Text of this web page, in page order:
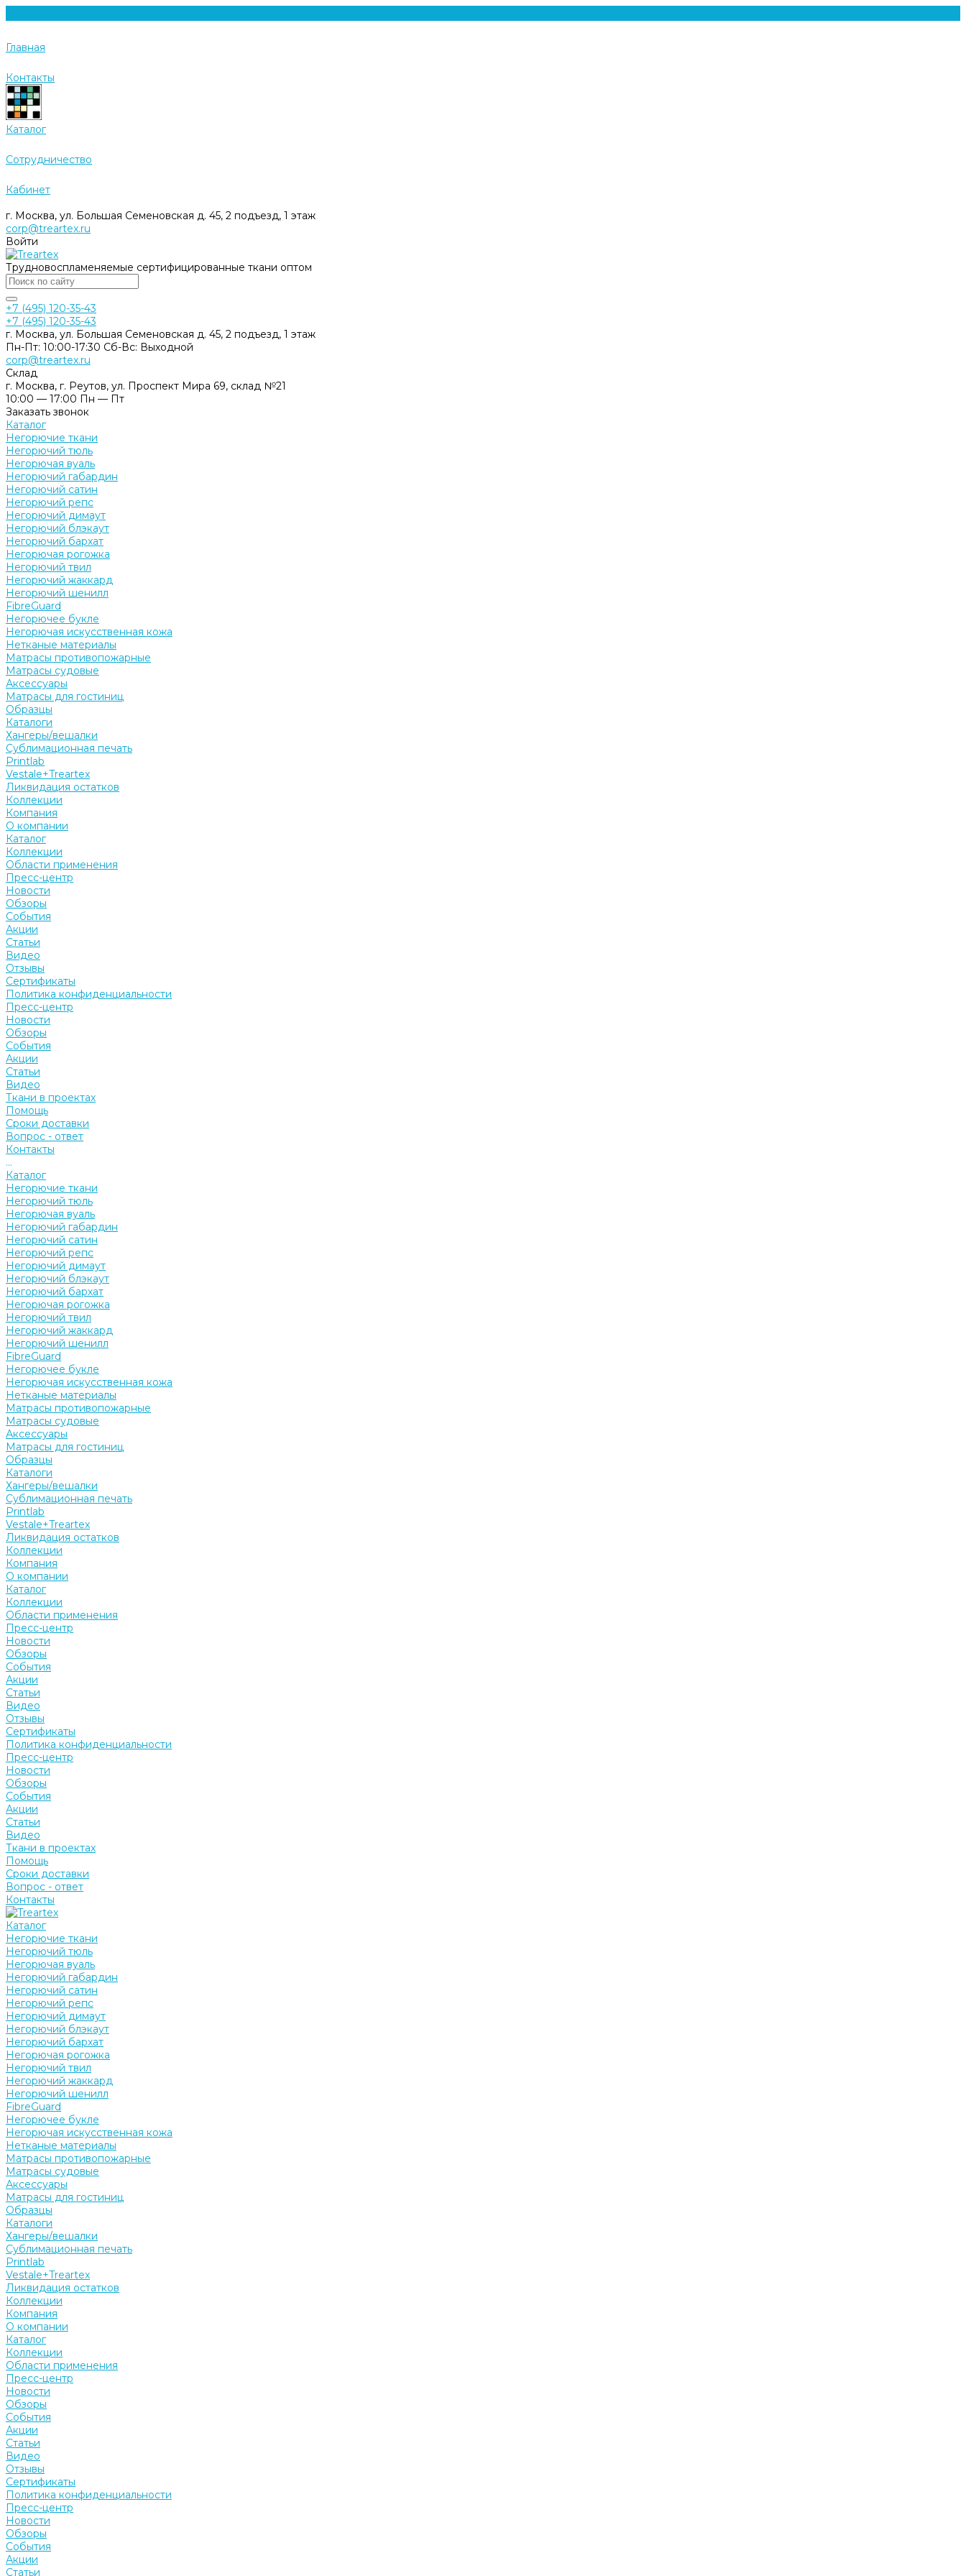
Главная
Контакты
Каталог
Cотрудничество
Кабинет
г. Москва, ул. Большая Семеновская д. 45, 2 подъезд, 1 этаж
corp@treartex.ru
Войти
Трудновоспламеняемые сертифицированные ткани оптом
+7 (495) 120-35-43
+7 (495) 120-35-43
г. Москва, ул. Большая Семеновская д. 45, 2 подъезд, 1 этаж
Пн-Пт: 10:00-17:30 Cб-Вс: Выходной
corp@treartex.ru
Склад
г. Москва, г. Реутов, ул. Проспект Мира 69, склад №21
10:00 — 17:00 Пн — Пт
Заказать звонок
Каталог
Негорючие ткани
Негорючий тюль
Негорючая вуаль
Негорючий габардин
Негорючий сатин
Негорючий репс
Негорючий димаут
Негорючий блэкаут
Негорючий бархат
Негорючая рогожка
Негорючий твил
Негорючий жаккард
Негорючий шенилл
FibreGuard
Негорючее букле
Негорючая искусственная кожа
Нетканые материалы
Матрасы противопожарные
Матрасы судовые
Аксессуары
Матрасы для гостиниц
Образцы
Каталоги
Хангеры/вешалки
Сублимационная печать
Printlab
Vestale+Treartex
Ликвидация остатков
Коллекции
Компания
О компании
Каталог
Коллекции
Области применения
Пресс-центр
Новости
Обзоры
События
Акции
Статьи
Видео
Отзывы
Сертификаты
Политика конфиденциальности
Пресс-центр
Новости
Обзоры
События
Акции
Статьи
Видео
Ткани в проектах
Помощь
Сроки доставки
Вопрос - ответ
Контакты
...
Каталог
Негорючие ткани
Негорючий тюль
Негорючая вуаль
Негорючий габардин
Негорючий сатин
Негорючий репс
Негорючий димаут
Негорючий блэкаут
Негорючий бархат
Негорючая рогожка
Негорючий твил
Негорючий жаккард
Негорючий шенилл
FibreGuard
Негорючее букле
Негорючая искусственная кожа
Нетканые материалы
Матрасы противопожарные
Матрасы судовые
Аксессуары
Матрасы для гостиниц
Образцы
Каталоги
Хангеры/вешалки
Сублимационная печать
Printlab
Vestale+Treartex
Ликвидация остатков
Коллекции
Компания
О компании
Каталог
Коллекции
Области применения
Пресс-центр
Новости
Обзоры
События
Акции
Статьи
Видео
Отзывы
Сертификаты
Политика конфиденциальности
Пресс-центр
Новости
Обзоры
События
Акции
Статьи
Видео
Ткани в проектах
Помощь
Сроки доставки
Вопрос - ответ
Контакты
Каталог
Негорючие ткани
Негорючий тюль
Негорючая вуаль
Негорючий габардин
Негорючий сатин
Негорючий репс
Негорючий димаут
Негорючий блэкаут
Негорючий бархат
Негорючая рогожка
Негорючий твил
Негорючий жаккард
Негорючий шенилл
FibreGuard
Негорючее букле
Негорючая искусственная кожа
Нетканые материалы
Матрасы противопожарные
Матрасы судовые
Аксессуары
Матрасы для гостиниц
Образцы
Каталоги
Хангеры/вешалки
Сублимационная печать
Printlab
Vestale+Treartex
Ликвидация остатков
Коллекции
Компания
О компании
Каталог
Коллекции
Области применения
Пресс-центр
Новости
Обзоры
События
Акции
Статьи
Видео
Отзывы
Сертификаты
Политика конфиденциальности
Пресс-центр
Новости
Обзоры
События
Акции
Статьи